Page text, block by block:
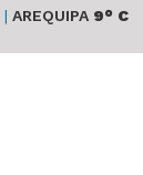
| AREQUIPA 9° C